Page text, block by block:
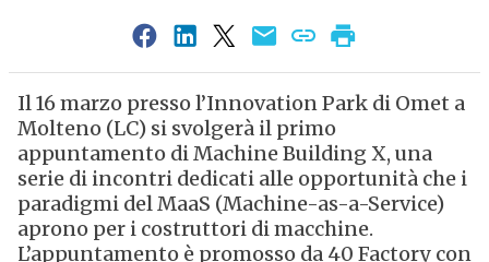
Il 16 marzo presso l’Innovation Park di Omet a
Molteno (LC) si svolgerà il primo
appuntamento di Machine Building X, una
serie di incontri dedicati alle opportunità che i
paradigmi del MaaS (Machine-as-a-Service)
aprono per i costruttori di macchine.
L’appuntamento è promosso da 40 Factory con